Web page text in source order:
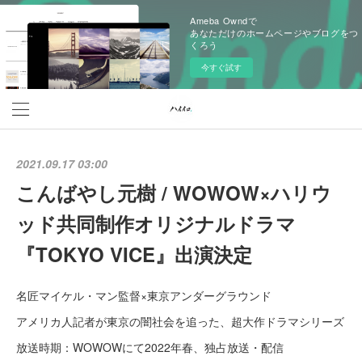
Ameba Owndで
あなただけのホームページやブログをつ
くろう
今すぐ試す
2021.09.17 03:00
こんばやし元樹 / WOWOW×ハリウ
ッド共同制作オリジナルドラマ
『TOKYO VICE』出演決定
名匠マイケル・マン監督×東京アンダーグラウンド
アメリカ人記者が東京の闇社会を追った、超大作ドラマシリーズ
放送時期：WOWOWにて2022年春、独占放送・配信